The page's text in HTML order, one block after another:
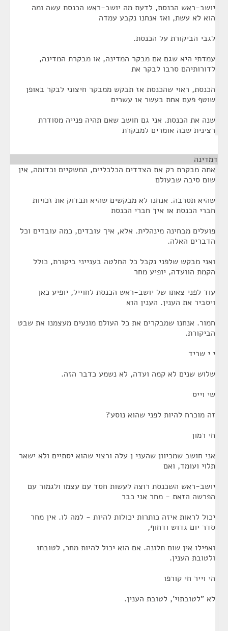
יושב-ראש הכנסת, לדעת מה יושב-ראש הכנסת עשה ומה
הוא לא עשת, ואז אנחנו נקבע עמדה
לגבי הביקורת על הכנסת.
עמדתי היא שגם אם מבקר המדינה, או מבקרת המדינה,
לדורותיהם סרבו לבקר את
הכנסת, ראוי שהכנסת אז תבקש ממבקר חיצוני לבקר באופן
שוטף פעם אחת בעשר או עשרים
שנה את הכנסת. אני גם חושב שאם תהיה פנייה מסודרת
רצינית שבה אומרים למבקרת
דמדינה
אתה מבקרת רק את הצדדים הכלכליים, המשקיים וכדומה, אין
שום סיבה שבעולם
שהיא תסרבה. אנחנו לא מבקשים שהיא תבדוק את זכויות
חברי הכנסת או איך חברי הכנסת
פועלים מבחינה מינהלית. אלא, איך עובדים, כמה עובדים וכל
הדברים האלה.
ואני מבקש שלפני נקבל כל החלטה בענייני ביקורת, כולל
הקמת הוועדה, יופיע מחר
עוד לפני צאתו של יושב-ראש הכנסת לחוייל, יופיע כאן
ויסביר את הענין. הענין הוא
חמור. אנחנו שמבקרים את כל העולם מונעים מעצמנו את שבט
הביקורת.
י י שריד
שלוש שנים לא קמה ועדה, לא נשמע כדבר הזה.
שי וייס
זה מוכרח להיות לפני שהוא נוסע?
חי רמון
אני חושב שמכיוון שהעני ן עלה ורצוי שהוא יסתיים ולא ישאר
תלוי ועומד, ואם
יושב-ראש השכנסת רוצה לעשות חסד עם עצמו ולגמור עם
הפרשה הזאת - מחר אני כבר
יכול לראות איזה כותרות יכולות להיות - למה לו. אין מחר
סדר יום גדוש ודחוף,
ואפילו אין שום תלונה. אם הוא יכול להיות מחר, לטובתו
ולטובת הענין.
הי וייר חי קורפו
לא "לטובתוי', לטובת הענין.